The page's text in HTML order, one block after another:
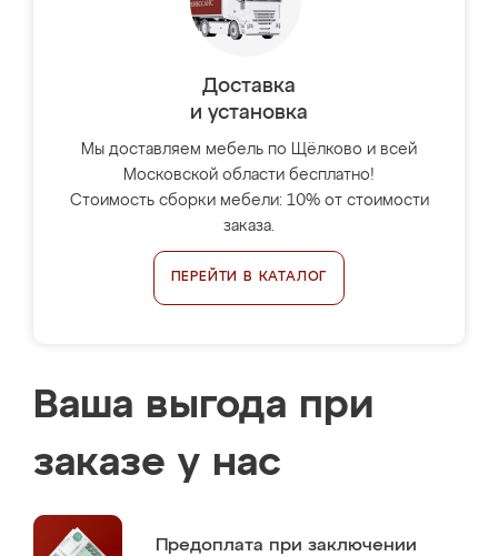
Доставка
и установка
Мы доставляем мебель по Щёлково и всей
Московской области бесплатно!
Стоимость сборки мебели: 10% от стоимости
заказа.
ПЕРЕЙТИ В КАТАЛОГ
Ваша выгода при
заказе у нас
Предоплата при заключении